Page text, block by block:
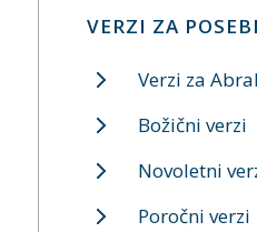
VERZI ZA
Verzi za
Božični verzi
Novoletni
Poročni verzi